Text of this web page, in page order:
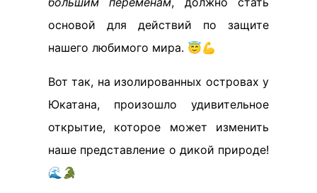
основой для действий по защите
нашего любимого мира. 😇💪
Вот так, на изолированных островах у
Юкатана, произошло удивительное
открытие, которое может изменить
наше представление о дикой природе!
🌊🐊